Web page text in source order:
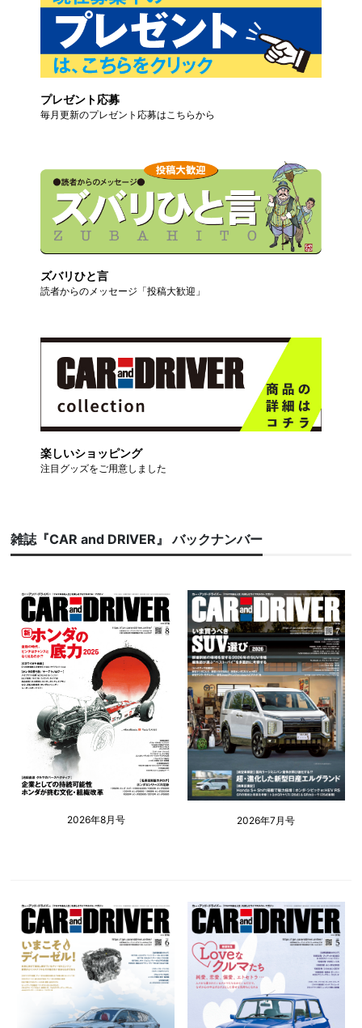
プレゼント応募
毎月更新のプレゼント応募はこちらから
ズバリひと言
読者からのメッセージ「投稿大歓迎」
楽しいショッピング
注目グッズをご用意しました
雑誌『CAR and DRIVER』 バックナンバー
2026年8月号 2026年7月号